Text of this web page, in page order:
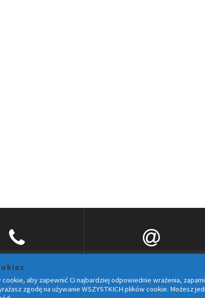
74 84 74
aby zapewnić Ci najbardziej odpowiednie wrażenia,
zgodę na używanie WSZYSTKICH plików cookie. Możesz